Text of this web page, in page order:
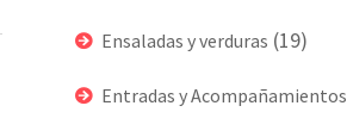
Ensaladas y verduras (19)
Entradas y Acompañamientos